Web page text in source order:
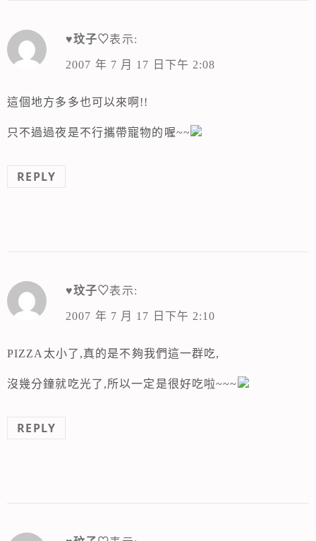
♥玟子♡表示:
2007 年 7 月 17 日下午 2:08
這個地方多多也可以來啊!!
只不過過夜是不行攜帶寵物的喔~~
REPLY
♥玟子♡表示:
2007 年 7 月 17 日下午 2:10
PIZZA太小了,真的是不夠我們這一群吃,
沒幾分鐘就吃光了,所以一定是很好吃啦~~~
REPLY